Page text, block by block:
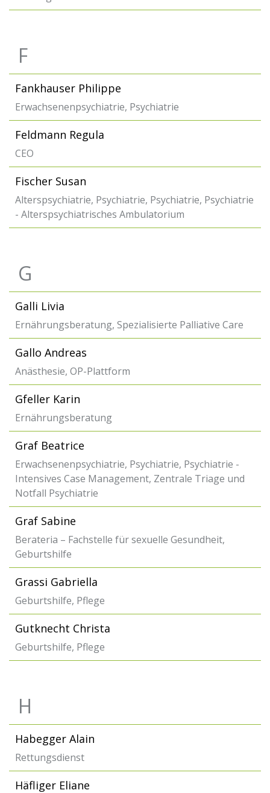
F
Fankhauser Philippe
Erwachsenenpsychiatrie, Psychiatrie
Feldmann Regula
CEO
Fischer Susan
Alterspsychiatrie, Psychiatrie, Psychiatrie, Psychiatrie
- Alterspsychiatrisches Ambulatorium
G
Galli Livia
Ernährungsberatung, Spezialisierte Palliative Care
Gallo Andreas
Anästhesie, OP-Plattform
Gfeller Karin
Ernährungsberatung
Graf Beatrice
Erwachsenenpsychiatrie, Psychiatrie, Psychiatrie -
Intensives Case Management, Zentrale Triage und
Notfall Psychiatrie
Graf Sabine
Berateria – Fachstelle für sexuelle Gesundheit,
Geburtshilfe
Grassi Gabriella
Geburtshilfe, Pflege
Gutknecht Christa
Geburtshilfe, Pflege
H
Habegger Alain
Rettungsdienst
Häfliger Eliane